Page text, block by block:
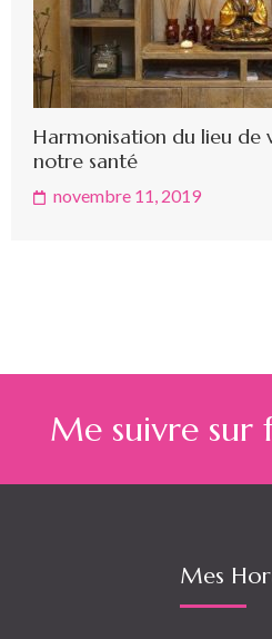
Harmonisation du lieu de
notre santé
novembre 11, 2019
Me suivre sur
Mes